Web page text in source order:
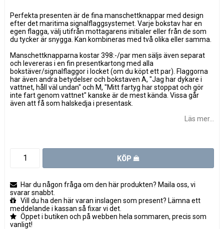
Perfekta presenten är de fina manschettknappar med design
efter det maritima signalflaggsystemet. Varje bokstav har en
egen flagga, välj utifrån mottagarens initialer eller från de som
du tycker är snygga. Kan kombineras med två olika eller samma.
Manschettknapparna kostar 398:-/par men säljs även separat
och levereras i en fin presentkartong med alla
bokstäver/signalflaggor i locket (om du köpt ett par). Flaggorna
har även andra betydelser och bokstaven A, "Jag har dykare i
vattnet, håll väl undan" och M, "Mitt fartyg har stoppat och gör
inte fart genom vattnet" kanske är de mest kända. Vissa går
även att få som halskedja i presentask.
Läs mer...
KÖP
Har du någon fråga om den här produkten? Maila oss, vi
svarar snabbt.
Vill du ha den här varan inslagen som present? Lämna ett
meddelande i kassan så fixar vi det.
Öppet i butiken och på webben hela sommaren, precis som
vanligt!